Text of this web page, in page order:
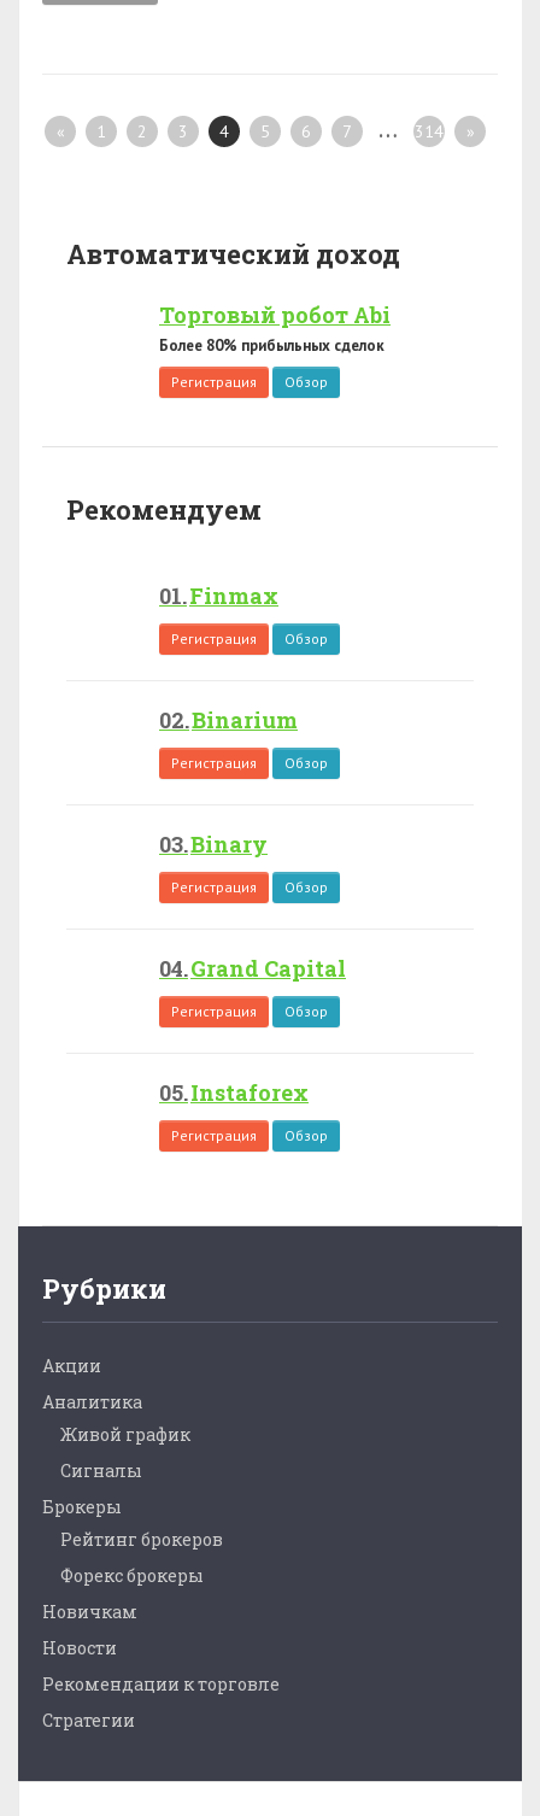
« 1 2 3 4 5 6 7 … 314 »
Автоматический доход
Торговый робот Abi
Более 80% прибыльных сделок
Регистрация Обзор
Рекомендуем
Finmax
Регистрация Обзор
Binarium
Регистрация Обзор
Binary
Регистрация Обзор
Grand Capital
Регистрация Обзор
Instaforex
Регистрация Обзор
Рубрики
Акции
Аналитика
Живой график
Сигналы
Брокеры
Рейтинг брокеров
Форекс брокеры
Новичкам
Новости
Рекомендации к торговле
Стратегии